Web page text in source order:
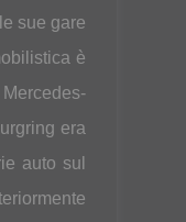
sue gare
è
era
auto sul